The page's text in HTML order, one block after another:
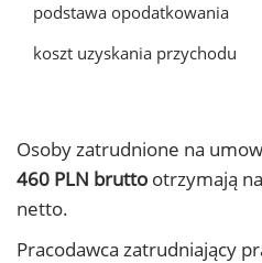
podstawa opodatkowania
koszt uzyskania przychodu
Osoby zatrudnione na
460 PLN brutto otrzymają
netto.
Pracodawca zatrudniający